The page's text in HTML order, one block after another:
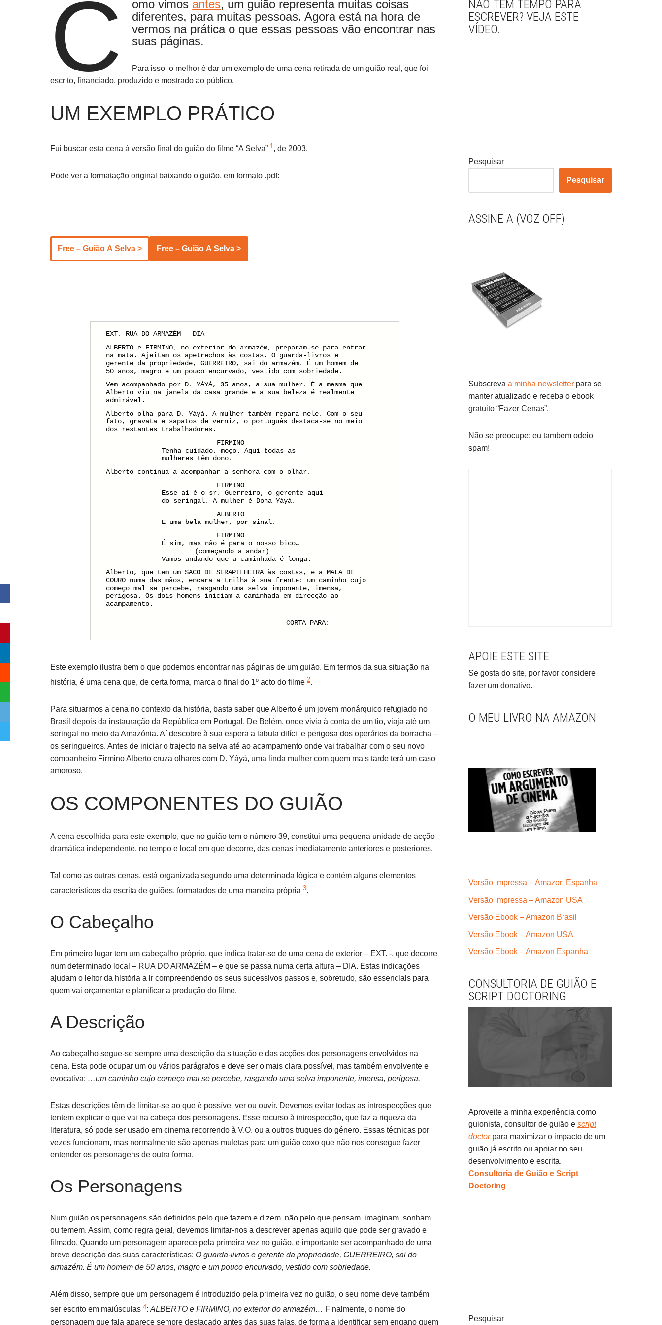
C omo vimos antes, um guião representa muitas coisas
diferentes, para muitas pessoas. Agora está na hora de
vermos na prática o que essas pessoas vão encontrar nas
suas páginas.
Para isso, o melhor é dar um exemplo de uma cena retirada de um guião real, que foi
escrito, financiado, produzido e mostrado ao público.
UM EXEMPLO PRÁTICO
Fui buscar esta cena à versão final do guião do filme “A Selva” 1, de 2003.
Pode ver a formatação original baixando o guião, em formato .pdf:
Free – Guião A Selva >
EXT. RUA DO ARMAZÉM – DIA
ALBERTO e FIRMINO, no exterior do armazém, preparam-se para entrar
na mata. Ajeitam os apetrechos às costas. O guarda-livros e
gerente da propriedade, GUERREIRO, sai do armazém. É um homem de
50 anos, magro e um pouco encurvado, vestido com sobriedade.
Vem acompanhado por D. YÁYÁ, 35 anos, a sua mulher. É a mesma que
Alberto viu na janela da casa grande e a sua beleza é realmente
admirável.
Alberto olha para D. Yáyá. A mulher também repara nele. Com o seu
fato, gravata e sapatos de verniz, o português destaca-se no meio
dos restantes trabalhadores.
FIRMINO
Tenha cuidado, moço. Aqui todas as
mulheres têm dono.
Alberto continua a acompanhar a senhora com o olhar.
FIRMINO
Esse aí é o sr. Guerreiro, o gerente aqui
do seringal. A mulher é Dona Yáyá.
ALBERTO
E uma bela mulher, por sinal.
FIRMINO
É sim, mas não é para o nosso bico…
(começando a andar)
Vamos andando que a caminhada é longa.
Alberto, que tem um SACO DE SERAPILHEIRA às costas, e a MALA DE
COURO numa das mãos, encara a trilha à sua frente: um caminho cujo
começo mal se percebe, rasgando uma selva imponente, imensa,
perigosa. Os dois homens iniciam a caminhada em direcção ao
acampamento.
CORTA PARA:
Este exemplo ilustra bem o que podemos encontrar nas páginas de um guião. Em termos da sua situação na
história, é uma cena que, de certa forma, marca o final do 1º acto do filme 2.
Para situarmos a cena no contexto da história, basta saber que Alberto é um jovem monárquico refugiado no
Brasil depois da instauração da República em Portugal. De Belém, onde vivia à conta de um tio, viaja até um
seringal no meio da Amazónia. Aí descobre à sua espera a labuta difícil e perigosa dos operários da borracha –
os seringueiros. Antes de iniciar o trajecto na selva até ao acampamento onde vai trabalhar com o seu novo
companheiro Firmino Alberto cruza olhares com D. Yáyá, uma linda mulher com quem mais tarde terá um caso
amoroso.
OS COMPONENTES DO GUIÃO
A cena escolhida para este exemplo, que no guião tem o número 39, constitui uma pequena unidade de acção
dramática independente, no tempo e local em que decorre, das cenas imediatamente anteriores e posteriores.
Tal como as outras cenas, está organizada segundo uma determinada lógica e contém alguns elementos
característicos da escrita de guiões, formatados de uma maneira própria 3.
O Cabeçalho
Em primeiro lugar tem um cabeçalho próprio, que indica tratar-se de uma cena de exterior – EXT. -, que decorre
num determinado local – RUA DO ARMAZÉM – e que se passa numa certa altura – DIA. Estas indicações
ajudam o leitor da história a ir compreendendo os seus sucessivos passos e, sobretudo, são essenciais para
quem vai orçamentar e planificar a produção do filme.
A Descrição
Ao cabeçalho segue-se sempre uma descrição da situação e das acções dos personagens envolvidos na
cena. Esta pode ocupar um ou vários parágrafos e deve ser o mais clara possível, mas também envolvente e
evocativa: …um caminho cujo começo mal se percebe, rasgando uma selva imponente, imensa, perigosa.
Estas descrições têm de limitar-se ao que é possível ver ou ouvir. Devemos evitar todas as introspecções que
tentem explicar o que vai na cabeça dos personagens. Esse recurso à introspecção, que faz a riqueza da
literatura, só pode ser usado em cinema recorrendo à V.O. ou a outros truques do género. Essas técnicas por
vezes funcionam, mas normalmente são apenas muletas para um guião coxo que não nos consegue fazer
entender os personagens de outra forma.
Os Personagens
Num guião os personagens são definidos pelo que fazem e dizem, não pelo que pensam, imaginam, sonham
ou temem. Assim, como regra geral, devemos limitar-nos a descrever apenas aquilo que pode ser gravado e
filmado. Quando um personagem aparece pela primeira vez no guião, é importante ser acompanhado de uma
breve descrição das suas características: O guarda-livros e gerente da propriedade, GUERREIRO, sai do
armazém. É um homem de 50 anos, magro e um pouco encurvado, vestido com sobriedade.
Além disso, sempre que um personagem é introduzido pela primeira vez no guião, o seu nome deve também
ser escrito em maiúsculas 4:ALBERTO e FIRMINO, no exterior do armazém… Finalmente, o nome do
personagem que fala aparece sempre destacado antes das suas falas, de forma a identificar sem engano quem
NÃO TEM TEMPO PARA
ESCREVER? VEJA ESTE
VÍDEO.
Pesquisar
Pesquisar
ASSINE A (VOZ OFF)
Subscreva a minha newsletter para se
manter atualizado e receba o ebook
gratuito “Fazer Cenas”.
Não se preocupe: eu também odeio
spam!
APOIE ESTE SITE
Se gosta do site, por favor considere
fazer um donativo.
O MEU LIVRO NA AMAZON
Versão Impressa – Amazon Espanha
Versão Impressa – Amazon USA
Versão Ebook – Amazon Brasil
Versão Ebook – Amazon USA
Versão Ebook – Amazon Espanha
CONSULTORIA DE GUIÃO E
SCRIPT DOCTORING
Aproveite a minha experiência como
guionista, consultor de guião e script
doctorpara maximizar o impacto de um
guião já escrito ou apoiar no seu
desenvolvimento e escrita.
Consultoria de Guião e Script
Doctoring
Pesquisar